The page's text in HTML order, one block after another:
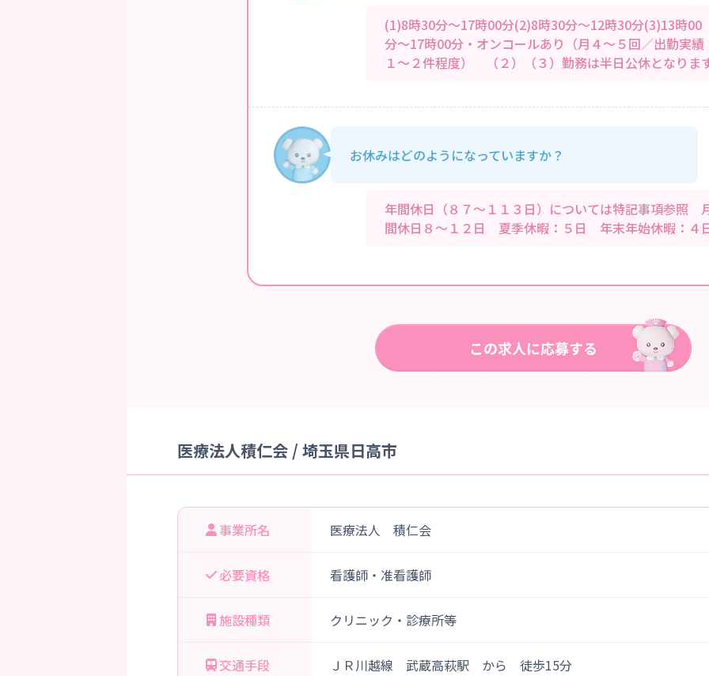
(1)8時30分～17時00分(2)8時30分～12時30分(3)13時00
分～17時00分・オンコールあり（月４～５回／出勤実績
１～２件程度） （２）（３）勤務は半日公休となりま
お休みはどのようになっていますか？
年間休日（８７～１１３日）については特記事項参照
間休日８～１２日 夏季休暇：５日 年末年始休暇：４
医療法人積仁会 / 埼玉県日高市
事業所名 医療法人 積仁会
必要資格 看護師・准看護師
施設種類 クリニック・診療所等
交通手段 ＪＲ川越線 武蔵高萩駅 から 徒歩15分